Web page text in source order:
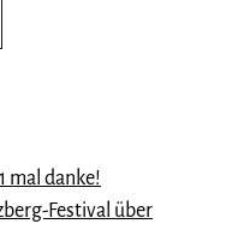
mal danke!
Festival über